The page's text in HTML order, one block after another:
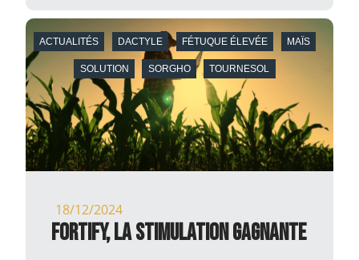
ACTUALITÉS DACTYLE FÉTUQUE ÉLEVÉE MAÏS
SOLUTION SORGHO TOURNESOL
18/12/2024
Fortify, la stimulation gagnante